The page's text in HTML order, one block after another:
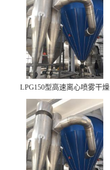
LPG150型高速离心喷雾干燥
机 φ2.85m